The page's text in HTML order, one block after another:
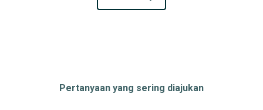
Pertanyaan yang sering diajukan